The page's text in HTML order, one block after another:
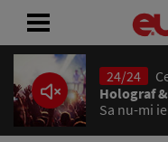
24/24
Holograf
Sa nu-mi
ACASĂ
ȘTIRI